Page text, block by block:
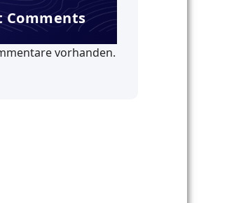
Comments
vorhanden.